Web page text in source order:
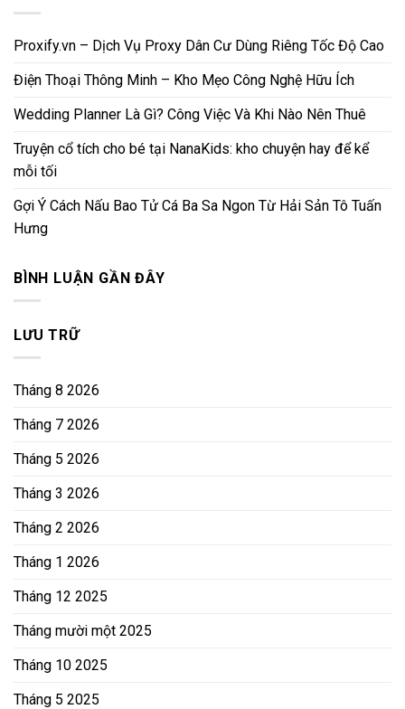
Proxify.vn – Dịch Vụ Proxy Dân Cư Dùng Riêng Tốc Độ Cao
Điện Thoại Thông Minh – Kho Mẹo Công Nghệ Hữu Ích
Wedding Planner Là Gì? Công Việc Và Khi Nào Nên Thuê
Truyện cổ tích cho bé tại NanaKids: kho chuyện hay để kể
mỗi tối
Gợi Ý Cách Nấu Bao Tử Cá Ba Sa Ngon Từ Hải Sản Tô Tuấn
Hưng
BÌNH LUẬN GẦN ĐÂY
LƯU TRỮ
Tháng 8 2026
Tháng 7 2026
Tháng 5 2026
Tháng 3 2026
Tháng 2 2026
Tháng 1 2026
Tháng 12 2025
Tháng mười một 2025
Tháng 10 2025
Tháng 5 2025